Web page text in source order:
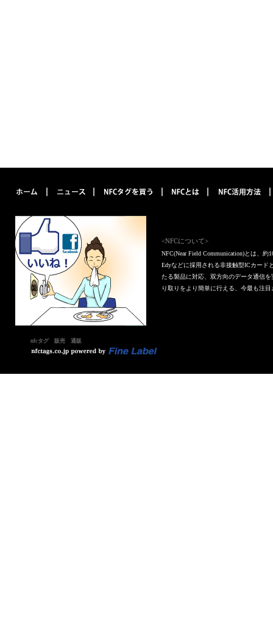
<NFCについて>
NFC(Near Field Communication)とは、
Edyなどに採用される非接触型ICカード
たる製品に対応、双方向のデータ通信
り取りをより簡単に行える、今最も注
nfcタグ 販売 通販